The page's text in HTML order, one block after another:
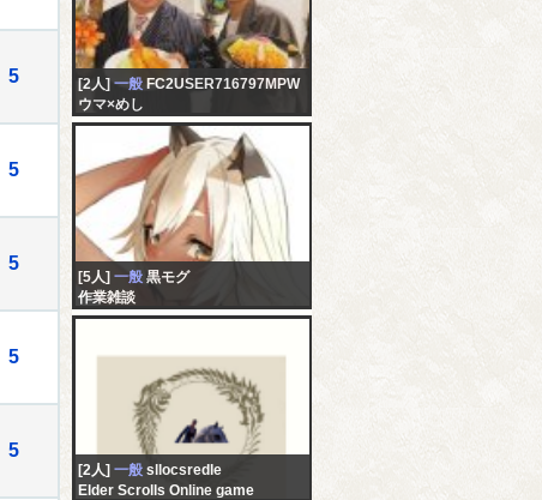
5
5
5
5
5
[2人] 一般 FC2USER716797MPW
ウマ×めし
[5人] 一般 黒モグ
作業雑談
[2人] 一般 sllocsredle
Elder Scrolls Online game